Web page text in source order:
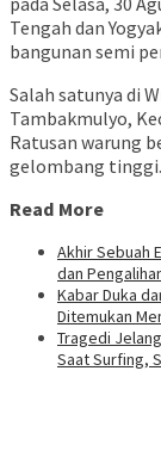
Tengah dan
bangunan semi
Salah satunya di
Tambakmulyo,
Ratusan warung
gelombang tinggi.
Read More
Akhir Sebuah
dan
Kabar Duka
Ditemukan
Tragedi
Saat Surfing,